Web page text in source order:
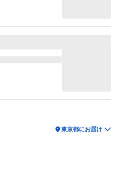
location_on東京都にお届け